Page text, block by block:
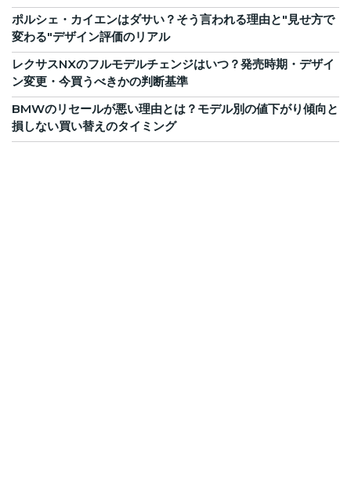
ポルシェ・カイエンはダサい？そう言われる理由と"見せ方で
変わる"デザイン評価のリアル
レクサスNXのフルモデルチェンジはいつ？発売時期・デザイ
ン変更・今買うべきかの判断基準
BMWのリセールが悪い理由とは？モデル別の値下がり傾向と
損しない買い替えのタイミング